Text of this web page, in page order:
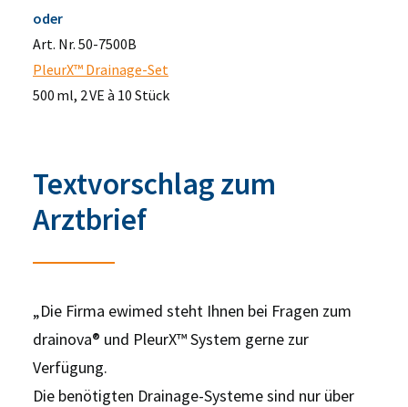
oder
Art. Nr. 50-7500B
PleurX™ Drainage-Set
500 ml, 2 VE à 10 Stück
Textvorschlag zum
Arztbrief
„Die Firma ewimed steht Ihnen bei Fragen zum
drainova® und PleurX™ System gerne zur
Verfügung.
Die benötigten Drainage-Systeme sind nur über